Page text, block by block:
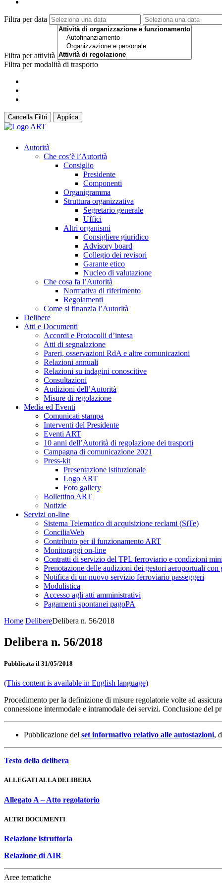
Filtra per data
Filtra per attività
Filtra per modalità di trasporto
Cancella Filtri Applica
Autorità
Che cos’è l’Autorità
Consiglio
Presidente
Componenti
Organigramma
Struttura organizzativa
Segretario generale
Uffici
Altri organismi
Consigliere giuridico
Advisory board
Collegio dei revisori
Garante etico
Nucleo di valutazione
Che cosa fa l’Autorità
Normativa di riferimento
Regolamenti
Come si finanzia l’Autorità
Delibere
Atti e Documenti
Accordi e Protocolli d’intesa
Atti di segnalazione
Pareri, osservazioni RdA e altre comunicazioni
Relazioni annuali
Relazioni su indagini conoscitive
Consultazioni
Audizioni dell’Autorità
Misure di regolazione
Media ed Eventi
Comunicati stampa
Interventi del Presidente
Eventi ART
10 anni dell’Autorità di regolazione dei trasporti
Campagna di comunicazione 2021
Press-kit
Presentazione istituzionale
Logo ART
Foto gallery
Bollettino ART
Notizie
Servizi on-line
Sistema Telematico di acquisizione reclami (SiTe)
ConciliaWeb
Contributo per il funzionamento ART
Monitoraggi on-line
Contratti di servizio del TPL ferroviario e condizioni
Prenotazione delle audizioni dei gestori aeroportuali con
Notifica di un nuovo servizio ferroviario passeggeri
Modulistica
Accesso agli atti amministrativi
Pagamenti spontanei pagoPA
Home DelibereDelibera n. 56/2018
Delibera n. 56/2018
Pubblicata il 31/05/2018
(This content is available in English language)
Procedimento per la definizione di misure regolatorie volte ad
connessione intermodale e intramodale dei servizi. Conclusione del
Pubblicazione del set informativo relativo alle autostazioni,
Testo della delibera
ALLEGATI ALLA DELIBERA
Allegato A – Atto regolatorio
ALTRI DOCUMENTI
Relazione istruttoria
Relazione di AIR
Aree tematiche